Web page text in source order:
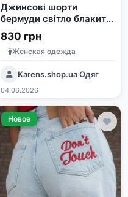
Джинсові шорти
бермуди світло блакитні
та білі, 100% бавовна,
Туреччина
830 грн
Женская одежда
Karens.shop.ua Одяг
04.06.2026
Новое